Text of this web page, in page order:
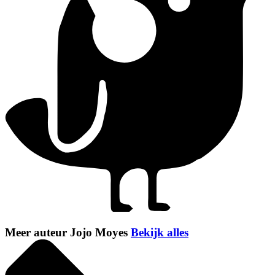
Meer auteur Jojo Moyes Bekijk alles